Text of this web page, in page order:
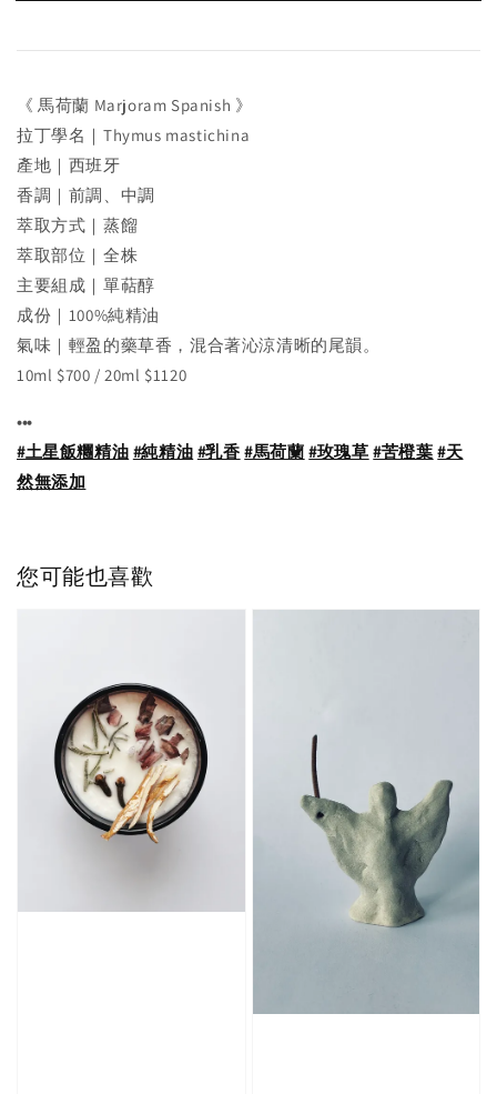
《 馬荷蘭 Marjoram Spanish 》
拉丁學名｜Thymus mastichina
產地｜西班牙
香調｜前調、中調
萃取方式｜蒸餾
萃取部位｜全株
主要組成｜單萜醇
成份｜100%純精油
氣味｜輕盈的藥草香，混合著沁涼清晰的尾韻。
10ml $700 / 20ml $1120
•••
#土星飯糰精油 #純精油 #乳香 #馬荷蘭 #玫瑰草 #苦橙葉 #天
然無添加
您可能也喜歡